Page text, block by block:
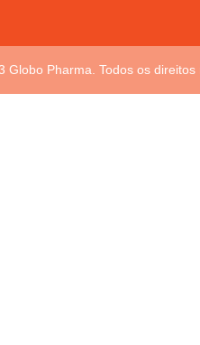
Globo Pharma. Todos os direitos